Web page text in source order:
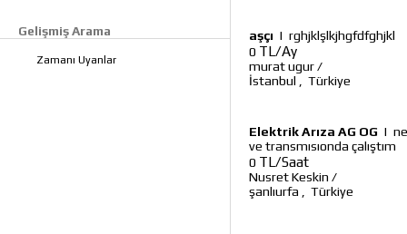
Gelişmiş Arama
Zamanı Uyanlar
aşçı | rghjklşlkjhgfdfghjkl
0 TL/Ay
murat ugur/
İstanbul
Türkiye
Elektrik Arıza AG OG |
ve transmısıonda çalıştım
0 TL/Saat
Nusret Keskin /
şanlıurfa
Türkiye